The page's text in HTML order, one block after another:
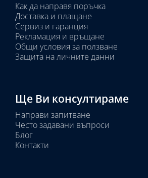
Как да направя поръчка
Доставка и плащане
Сервиз и гаранция
Рекламация и връщане
Общи условия за ползване
Защита на личните данни
Ще Ви консултираме
Направи запитване
Често задавани въпроси
Блог
Контакти